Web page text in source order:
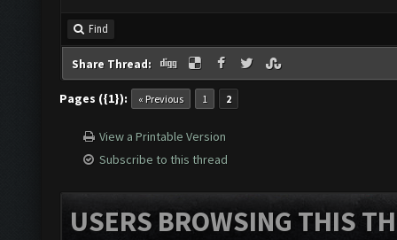
Find
Share Thread:
Pages ({1}): « Previous 1 2
View a Printable Version
Subscribe to this thread
USERS BROWSING THIS